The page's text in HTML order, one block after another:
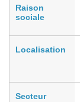
Raison
sociale
Localisation
Secteur